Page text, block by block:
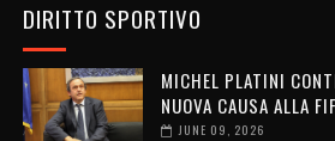
DIRITTO SPORTIVO
MICHEL PLATINI
NUOVA CAUSA ALLA
JUNE 09, 2026